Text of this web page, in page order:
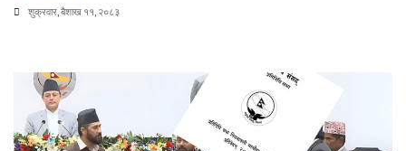
शुक्रवार, बैशाख ११, २०८३